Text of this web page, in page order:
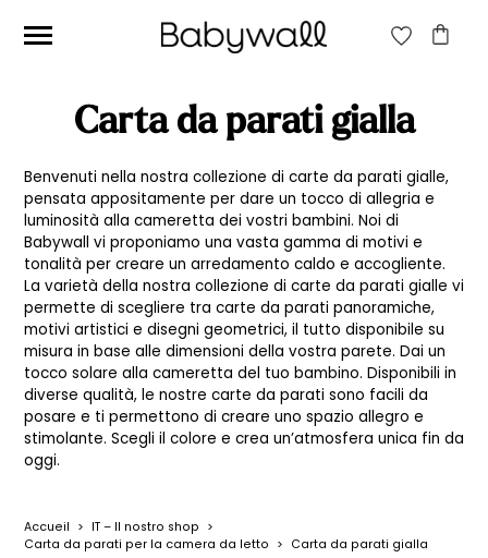
Carta da parati gialla
Benvenuti nella nostra collezione di carte da parati gialle,
pensata appositamente per dare un tocco di allegria e
luminosità alla cameretta dei vostri bambini. Noi di
Babywall vi proponiamo una vasta gamma di motivi e
tonalità per creare un arredamento caldo e accogliente.
La varietà della nostra collezione di carte da parati gialle vi
permette di scegliere tra carte da parati panoramiche,
motivi artistici e disegni geometrici, il tutto disponibile su
misura in base alle dimensioni della vostra parete. Dai un
tocco solare alla cameretta del tuo bambino. Disponibili in
diverse qualità, le nostre carte da parati sono facili da
posare e ti permettono di creare uno spazio allegro e
stimolante. Scegli il colore e crea un’atmosfera unica fin da
oggi.
Accueil > IT – Il nostro shop >
Carta da parati per la camera da letto > Carta da parati gialla
CERCA
Prezzo
Min
Prezzo
Max
Prezzo:20€—